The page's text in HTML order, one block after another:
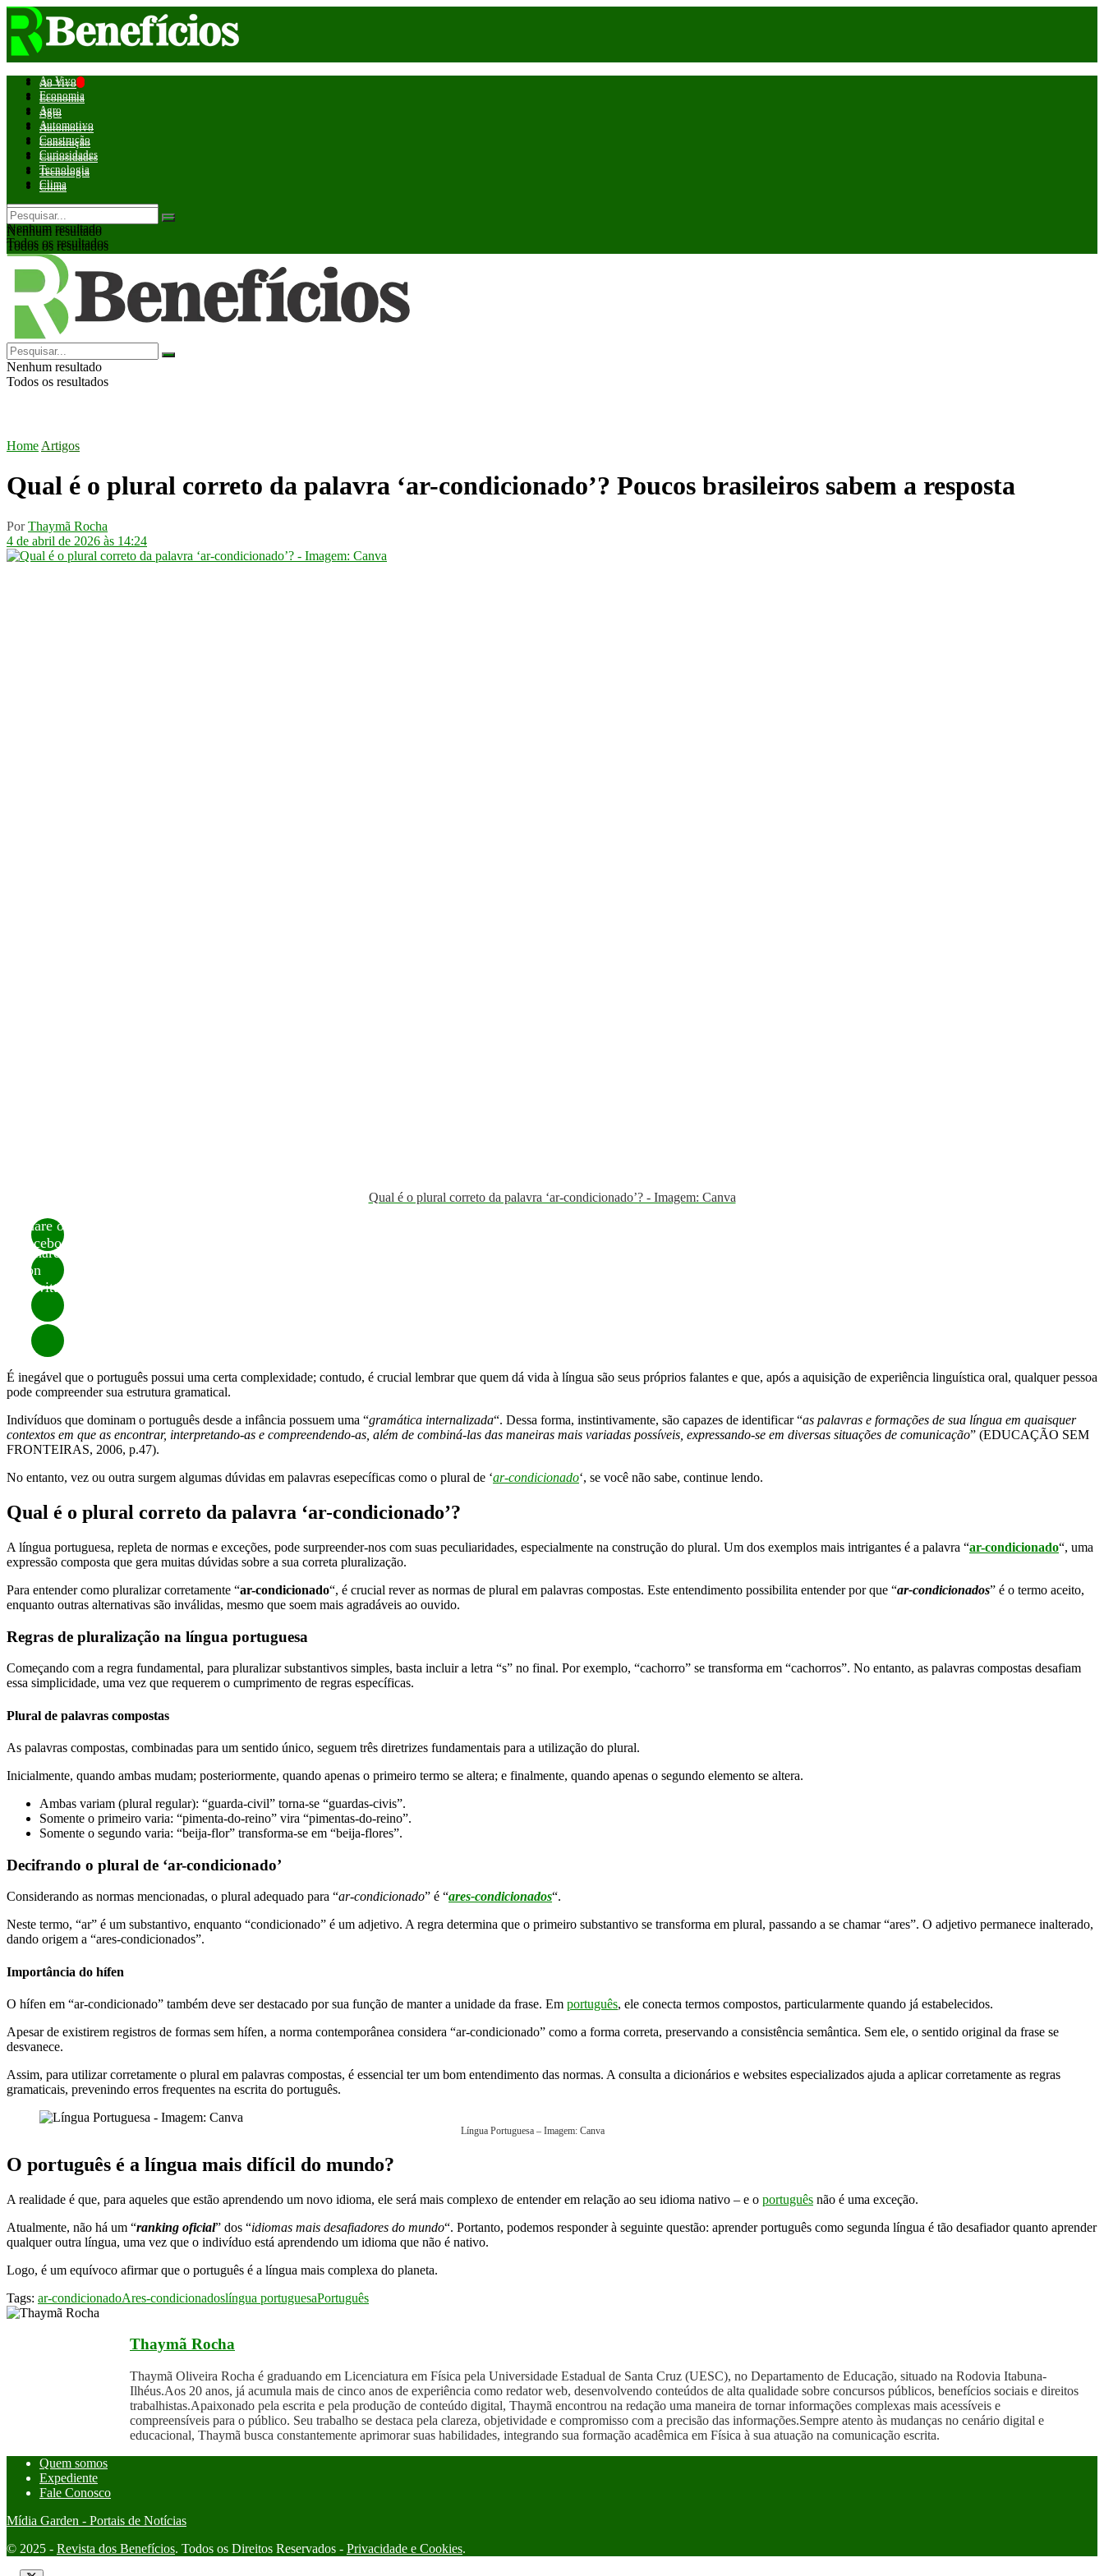
Ao Vivo
Economia
Agro
Automotivo
Construção
Curiosidades
Tecnologia
Clima
Nenhum resultado
Todos os resultados
Ao Vivo
Economia
Agro
Automotivo
Construção
Curiosidades
Tecnologia
Clima
Nenhum resultado
Todos os resultados
Nenhum resultado
Todos os resultados
Home Artigos
Qual é o plural correto da palavra ‘ar-condicionado’? Poucos brasileiros sabem a resposta
Por Thaymã Rocha
4 de abril de 2026 às 14:24
Qual é o plural correto da palavra ‘ar-condicionado’? - Imagem: Canva
Share on
Facebook
Share
on
Twitter
É inegável que o português possui uma certa complexidade; contudo, é crucial lembrar que quem dá vida à língua são seus próprios falantes e que, após a aquisição de experiência linguística oral, qualquer pessoa
pode compreender sua estrutura gramatical.
Indivíduos que dominam o português desde a infância possuem uma “gramática internalizada“. Dessa forma, instintivamente, são capazes de identificar “as palavras e formações de sua língua em quaisquer
contextos em que as encontrar, interpretando-as e compreendendo-as, além de combiná-las das maneiras mais variadas possíveis, expressando-se em diversas situações de comunicação” (EDUCAÇÃO SEM
FRONTEIRAS, 2006, p.47).
No entanto, vez ou outra surgem algumas dúvidas em palavras esepecíficas como o plural de ‘ar-condicionado‘, se você não sabe, continue lendo.
Qual é o plural correto da palavra ‘ar-condicionado’?
A língua portuguesa, repleta de normas e exceções, pode surpreender-nos com suas peculiaridades, especialmente na construção do plural. Um dos exemplos mais intrigantes é a palavra “ar-condicionado“, uma
expressão composta que gera muitas dúvidas sobre a sua correta pluralização.
Para entender como pluralizar corretamente “ar-condicionado“, é crucial rever as normas de plural em palavras compostas. Este entendimento possibilita entender por que “ar-condicionados” é o termo aceito,
enquanto outras alternativas são inválidas, mesmo que soem mais agradáveis ao ouvido.
Regras de pluralização na língua portuguesa
Começando com a regra fundamental, para pluralizar substantivos simples, basta incluir a letra “s” no final. Por exemplo, “cachorro” se transforma em “cachorros”. No entanto, as palavras compostas desafiam
essa simplicidade, uma vez que requerem o cumprimento de regras específicas.
Plural de palavras compostas
As palavras compostas, combinadas para um sentido único, seguem três diretrizes fundamentais para a utilização do plural.
Inicialmente, quando ambas mudam; posteriormente, quando apenas o primeiro termo se altera; e finalmente, quando apenas o segundo elemento se altera.
Ambas variam (plural regular): “guarda-civil” torna-se “guardas-civis”.
Somente o primeiro varia: “pimenta-do-reino” vira “pimentas-do-reino”.
Somente o segundo varia: “beija-flor” transforma-se em “beija-flores”.
Decifrando o plural de ‘ar-condicionado’
Considerando as normas mencionadas, o plural adequado para “ar-condicionado” é “ares-condicionados“.
Neste termo, “ar” é um substantivo, enquanto “condicionado” é um adjetivo. A regra determina que o primeiro substantivo se transforma em plural, passando a se chamar “ares”. O adjetivo permanece inalterado,
dando origem a “ares-condicionados”.
Importância do hífen
O hífen em “ar-condicionado” também deve ser destacado por sua função de manter a unidade da frase. Em português, ele conecta termos compostos, particularmente quando já estabelecidos.
Apesar de existirem registros de formas sem hífen, a norma contemporânea considera “ar-condicionado” como a forma correta, preservando a consistência semântica. Sem ele, o sentido original da frase se
desvanece.
Assim, para utilizar corretamente o plural em palavras compostas, é essencial ter um bom entendimento das normas. A consulta a dicionários e websites especializados ajuda a aplicar corretamente as regras
gramaticais, prevenindo erros frequentes na escrita do português.
Língua Portuguesa – Imagem: Canva
O português é a língua mais difícil do mundo?
A realidade é que, para aqueles que estão aprendendo um novo idioma, ele será mais complexo de entender em relação ao seu idioma nativo – e o português não é uma exceção.
Atualmente, não há um “ranking oficial” dos “idiomas mais desafiadores do mundo“. Portanto, podemos responder à seguinte questão: aprender português como segunda língua é tão desafiador quanto aprender
qualquer outra língua, uma vez que o indivíduo está aprendendo um idioma que não é nativo.
Logo, é um equívoco afirmar que o português é a língua mais complexa do planeta.
Tags: ar-condicionadoAres-condicionadoslíngua portuguesaPortuguês
Thaymã Rocha
Thaymã Oliveira Rocha é graduando em Licenciatura em Física pela Universidade Estadual de Santa Cruz (UESC), no Departamento de Educação, situado na Rodovia Itabuna-
Ilhéus.Aos 20 anos, já acumula mais de cinco anos de experiência como redator web, desenvolvendo conteúdos de alta qualidade sobre concursos públicos, benefícios sociais e direitos
trabalhistas.Apaixonado pela escrita e pela produção de conteúdo digital, Thaymã encontrou na redação uma maneira de tornar informações complexas mais acessíveis e
compreensíveis para o público. Seu trabalho se destaca pela clareza, objetividade e compromisso com a precisão das informações.Sempre atento às mudanças no cenário digital e
educacional, Thaymã busca constantemente aprimorar suas habilidades, integrando sua formação acadêmica em Física à sua atuação na comunicação escrita.
Quem somos
Expediente
Fale Conosco
Mídia Garden - Portais de Notícias
© 2025 - Revista dos Benefícios. Todos os Direitos Reservados - Privacidade e Cookies.